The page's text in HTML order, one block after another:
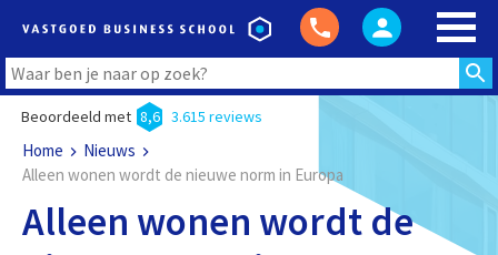
Beoordeeld met 8,6 3.615 reviews
Home
Nieuws
Alleen wonen wordt de nieuwe norm in Europa
Alleen wonen wordt de